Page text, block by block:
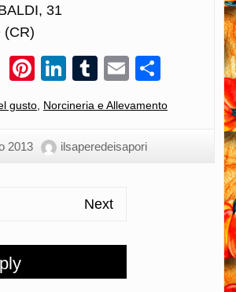
31
(CR)
TwitterPinterest
LinkedIn
Tumblr
Email
gusto Norcineria e Allevamento
2013 ilsaperedeisapori
Next